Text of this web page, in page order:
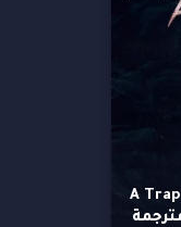
مسلسل مصيدة الرغبة A Trap